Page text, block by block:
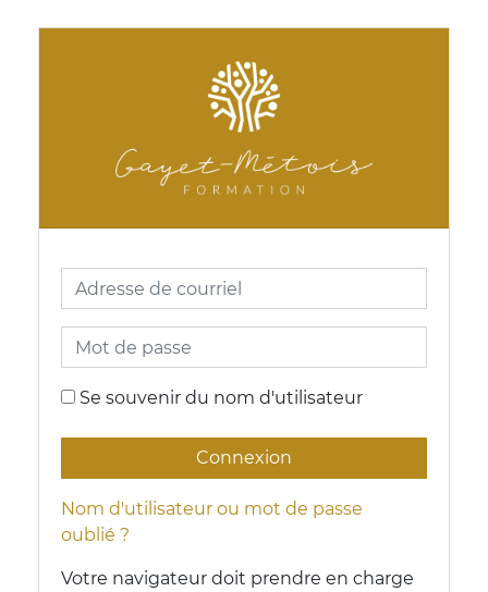
Gayet Metois
Adresse de courriel
Mot de passe
Se souvenir du nom d'utilisateur
Connexion
Nom d'utilisateur ou mot de passe
oublié ?
Votre navigateur doit prendre en charge